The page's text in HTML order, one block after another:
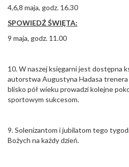
4,6,8 maja, godz. 16.30
SPOWIEDŹ ŚWIĘTA:
9 maja, godz. 11.00
10. W naszej księgarni jest dostępna
autorstwa Augustyna Hadasa
blisko pół wieku prowadzi kolejne
sportowym sukcesom.
9. Solenizantom i jubilatom tego
Bożych na każdy dzień.